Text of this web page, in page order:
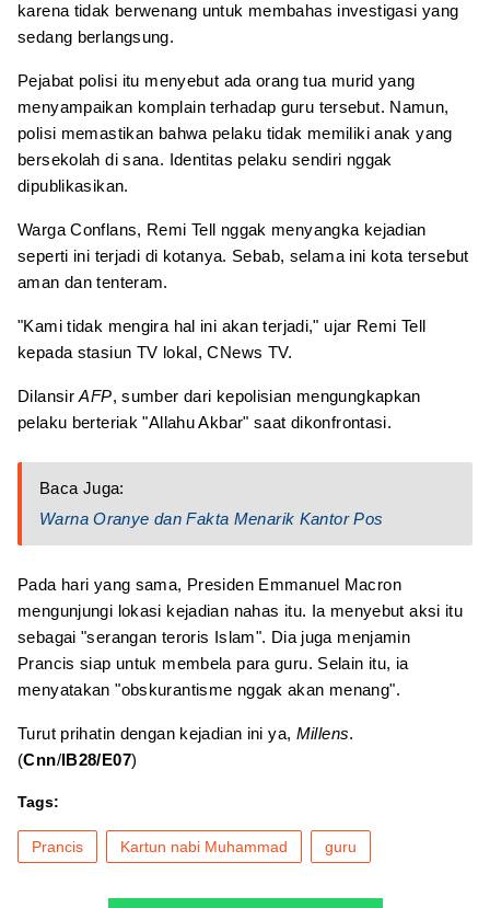
karena tidak berwenang untuk membahas investigasi yang
sedang berlangsung.
Pejabat polisi itu menyebut ada orang tua murid yang
menyampaikan komplain terhadap guru tersebut. Namun,
polisi memastikan bahwa pelaku tidak memiliki anak yang
bersekolah di sana. Identitas pelaku sendiri nggak
dipublikasikan.
Warga Conflans, Remi Tell nggak menyangka kejadian
seperti ini terjadi di kotanya. Sebab, selama ini kota tersebut
aman dan tenteram.
"Kami tidak mengira hal ini akan terjadi," ujar Remi Tell
kepada stasiun TV lokal, CNews TV.
DilansirAFP, sumber dari kepolisian mengungkapkan
pelaku berteriak "Allahu Akbar" saat dikonfrontasi.
Baca Juga:
Warna Oranye dan Fakta Menarik Kantor Pos
Pada hari yang sama, Presiden Emmanuel Macron
mengunjungi lokasi kejadian nahas itu. Ia menyebut aksi itu
sebagai "serangan teroris Islam". Dia juga menjamin
Prancis siap untuk membela para guru. Selain itu, ia
menyatakan "obskurantisme nggak akan menang".
Turut prihatin dengan kejadian ini ya, Millens.
(Cnn/IB28/E07)
Tags:
Prancis Kartun nabi Muhammad guru